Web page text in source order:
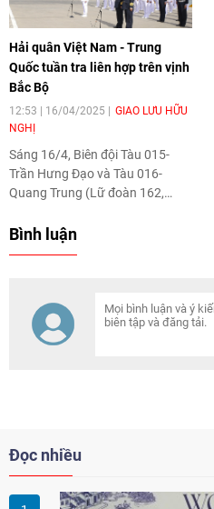
Hải quân Việt Nam - Trung
Quốc tuần tra liên hợp trên vịnh
Bắc Bộ
12:53 | 16/04/2025
GIAO LƯU HỮU
NGHỊ
Sáng 16/4, Biên đội Tàu 015-
Trần Hưng Đạo và Tàu 016-
Quang Trung (Lữ đoàn 162,
công tác Hải quân Việt Nam đã
với Hải quân Trung Quốc.
Bình luận
Đọc nhiều